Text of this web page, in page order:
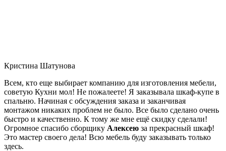
Кристина Шатунова
Всем, кто еще выбирает компанию для изготовления мебели,
советую Кухни мол! Не пожалеете! Я заказывала шкаф-купе в
спальню. Начиная с обсуждения заказа и заканчивая
монтажом никаких проблем не было. Все было сделано очень
быстро и качественно. К тому же мне ещё скидку сделали!
Огромное спасибо сборщику Алексею за прекрасный шкаф!
Это мастер своего дела! Всю мебель буду заказывать только
здесь.